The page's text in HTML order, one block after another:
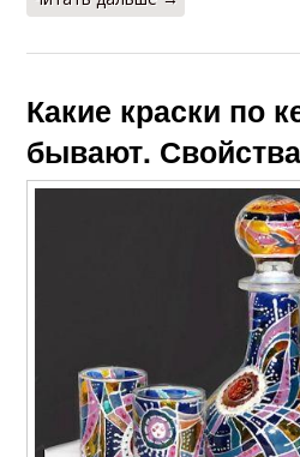
Какие краски по
бывают.